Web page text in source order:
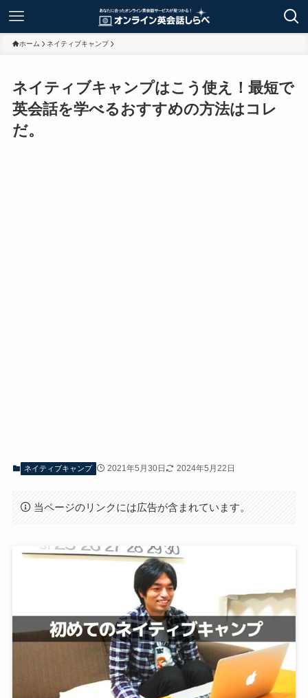
ホーム ネイティブキャンプ
ネイティブキャンプはこう使え！最短で
英会話を学べるおすすめの方法はコレ
だ。
ネイティブキャンプ 2021年5月30日 2024年5月22日
当ページのリンクには広告が含まれています。